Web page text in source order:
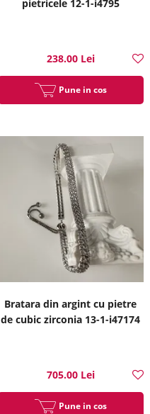
pietricele 12-1-i4795
238.00 Lei
Pune in cos
Bratara din argint cu pietre
de cubic zirconia 13-1-i47174
705.00 Lei
Pune in cos